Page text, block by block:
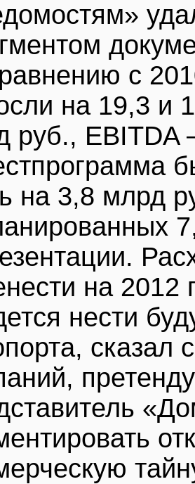
с
на 19,3 и
руб.,
на 3,8 млрд
на 2012
нести
сказал